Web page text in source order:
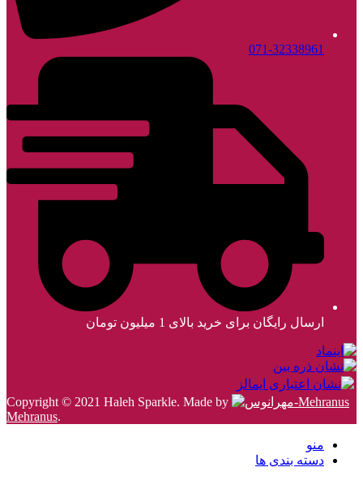
071-32338961
ارسال رایگان برای خرید بالای 1 میلیون تومان
Copyright © 2021 Haleh Sparkle. Made by
Mehranus.
منو
دسته بندی ها